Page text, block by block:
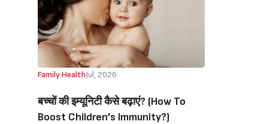
Family HealthJul, 2026
बच्चों की‌ इम्यूनिटी‌ कैसे बढ़ाएं? (How To
Boost Children’s Immunity?)